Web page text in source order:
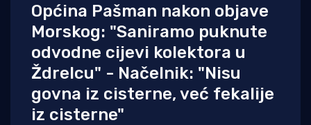
Općina Pašman nakon objave
Morskog: "Saniramo puknute
odvodne cijevi kolektora u
Ždrelcu" - Načelnik: "Nisu
govna iz cisterne, već fekalije
iz cisterne"